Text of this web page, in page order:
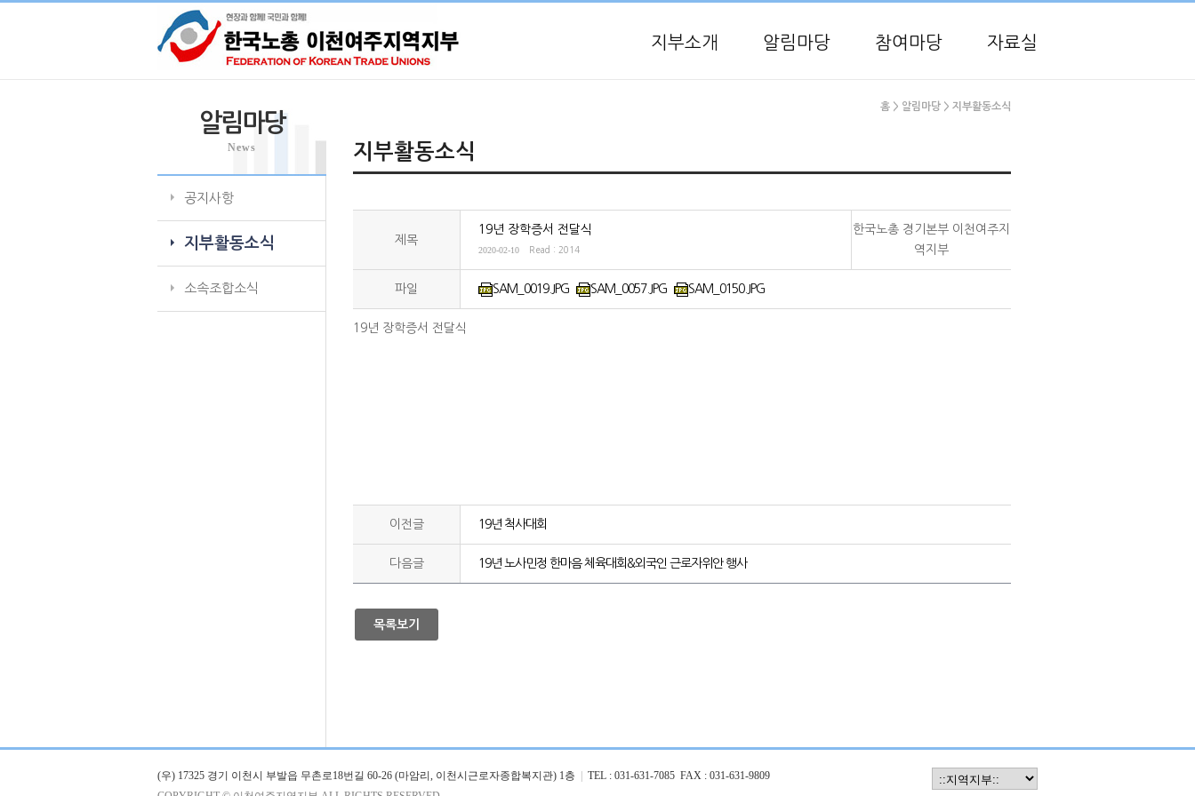
지부소개 알림마당 참여마당 자료실
알림마당
News
공지사항
지부활동소식
소속조합소식
홈 > 알림마당 > 지부활동소식
지부활동소식
제목
19년 장학증서 전달식
2020-02-10 Read : 2014
한국노총 경기본부 이천여주지
역지부
파일 SAM_0019.JPG SAM_0057.JPG SAM_0150.JPG
19년 장학증서 전달식
이전글 19년 척사대회
다음글 19년 노사민정 한마음 체육대회&외국인 근로자위안 행사
목록보기
(우) 17325 경기 이천시 부발읍 무촌로18번길 60-26 (마암리, 이천시근로자종합복지관) 1층
TEL : 031-631-7085 FAX : 031-631-9809